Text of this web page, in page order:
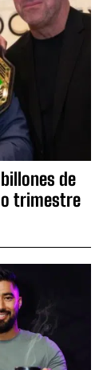
billones de
trimestre